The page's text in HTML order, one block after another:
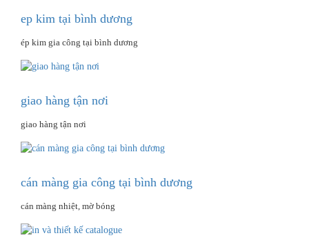
ep kim tại bình dương
ép kim gia công tại bình dương
giao hàng tận nơi
giao hàng tận nơi
cán màng gia công tại bình dương
cán màng nhiệt, mờ bóng